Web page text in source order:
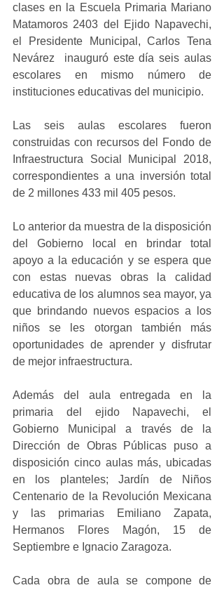
clases en la Escuela Primaria Mariano
Matamoros 2403 del Ejido Napavechi,
el Presidente Municipal, Carlos Tena
Nevárez  inauguró este día seis aulas
escolares en mismo número de
instituciones educativas del municipio.
Las seis aulas escolares fueron
construidas con recursos del Fondo de
Infraestructura Social Municipal 2018,
correspondientes a una inversión total
de 2 millones 433 mil 405 pesos.
Lo anterior da muestra de la disposición
del Gobierno local en brindar total
apoyo a la educación y se espera que
con estas nuevas obras la calidad
educativa de los alumnos sea mayor, ya
que brindando nuevos espacios a los
niños se les otorgan también más
oportunidades de aprender y disfrutar
de mejor infraestructura.
Además del aula entregada en la
primaria del ejido Napavechi, el
Gobierno Municipal a través de la
Dirección de Obras Públicas puso a
disposición cinco aulas más, ubicadas
en los planteles; Jardín de Niños
Centenario de la Revolución Mexicana
y las primarias Emiliano Zapata,
Hermanos Flores Magón, 15 de
Septiembre e Ignacio Zaragoza.
Cada obra de aula se compone de